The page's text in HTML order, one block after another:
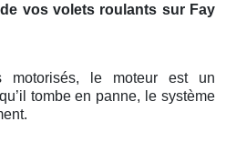
vos volets roulants sur Fay
motorisés, le moteur est un
tombe en panne, le système